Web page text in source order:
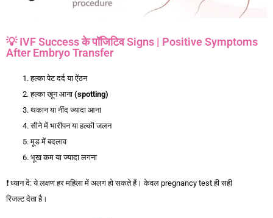
💡 IVF Success के पॉजिटिव Signs | Positive Symptoms
After Embryo Transfer
हल्का पेट दर्द या ऐंठन
हल्का खून आना (spotting)
थकान या नींद ज्यादा आना
सीने में भारीपन या हल्की जलन
मूड में बदलाव
भूख कम या ज्यादा लगना
❗ ध्यान दें: ये लक्षण हर महिला में अलग हो सकते हैं। केवल pregnancy test ही सही
रिजल्ट देता है।